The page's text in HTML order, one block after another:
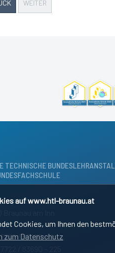
auf www.htl-braunau.at
Cookies, um Ihnen den
zum Datenschutz
WEITER
TECHNISCHE
55
/ 83690 – 0